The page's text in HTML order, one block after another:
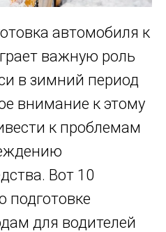
автомобиля к
важную роль
в зимний период
внимание к этому
к проблемам
Вот 10
подготовке
для водителей